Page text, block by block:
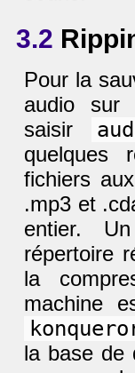
3.2
Pour la
audio sur
saisir
quelques
fichiers
.mp3 et
entier.
répertoire
la
machine
la base de